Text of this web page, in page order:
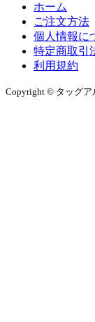
ホーム
ご注文方法
個人情報に
特定商取引
利用規約
Copyright © タッグア